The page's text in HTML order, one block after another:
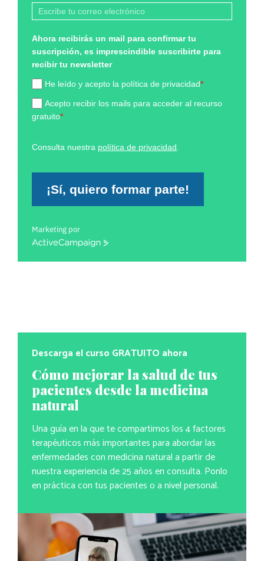
Ahora recibirás un mail para confirmar tu
suscripción, es imprescindible suscribirte para
recibir tu newsletter
He leído y acepto la política de privacidad*
Acepto recibir los mails para acceder al recurso
gratuito*
Consulta nuestra política de privacidad
¡Sí, quiero formar parte!
Marketing por
ActiveCampaign
Descarga el curso GRATUITO ahora
Cómo mejorar la salud de tus
pacientes desde la medicina
natural
Una guía en la que te compartimos los 4 factores
terapéuticos más importantes para abordar las
enfermedades con medicina natural a partir de
nuestra experiencia de 25 años en consulta. Ponlo
en práctica con tus pacientes o a nivel personal.